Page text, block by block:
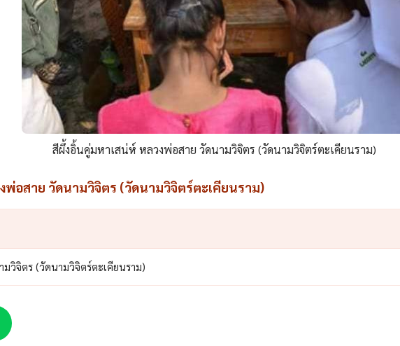
สีผึ้งอิ้นคู่มหาเสน่ห์ หลวงพ่อสาย วัดนามวิจิตร (วัดนามวิจิตร์ตะเคียนราม)
พ่อสาย วัดนามวิจิตร (วัดนามวิจิตร์ตะเคียนราม)
วิจิตร (วัดนามวิจิตร์ตะเคียนราม)